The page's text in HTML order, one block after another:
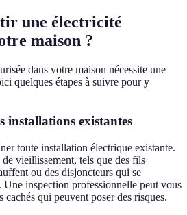
une électricité
maison ?
dans votre maison nécessite une
quelques étapes à suivre pour y
installations existantes
toute installation électrique existante.
vieillissement, tels que des fils
ou des disjoncteurs qui se
Une inspection professionnelle peut vous
qui peuvent poser des risques.